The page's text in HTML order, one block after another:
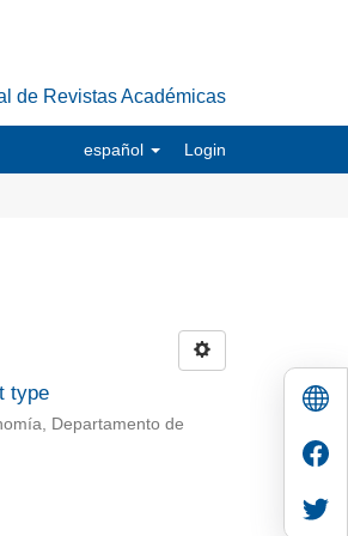
de Revistas Académicas
español Login
type
Departamento de